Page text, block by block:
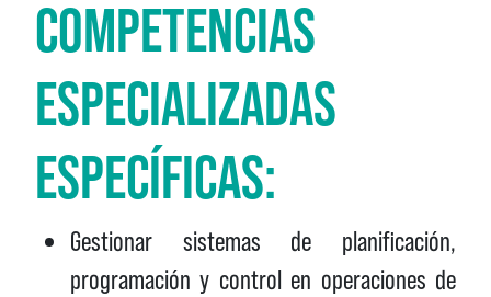
COMPETENCIAS
ESPECIALIZADAS
ESPECÍFICAS:
Gestionar sistemas de planificación,
programación y control en operaciones de